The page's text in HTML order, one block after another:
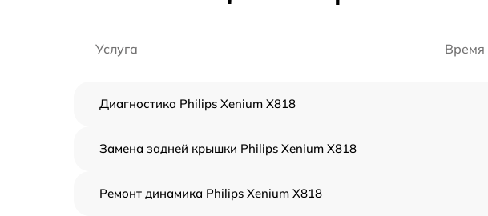
Услуга Время
Диагностика Philips Xenium X818
Замена задней крышки Philips Xenium X818
Ремонт динамика Philips Xenium X818